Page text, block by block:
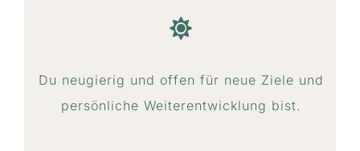
Du neugierig und offen für neue Ziele und
persönliche Weiterentwicklung bist.